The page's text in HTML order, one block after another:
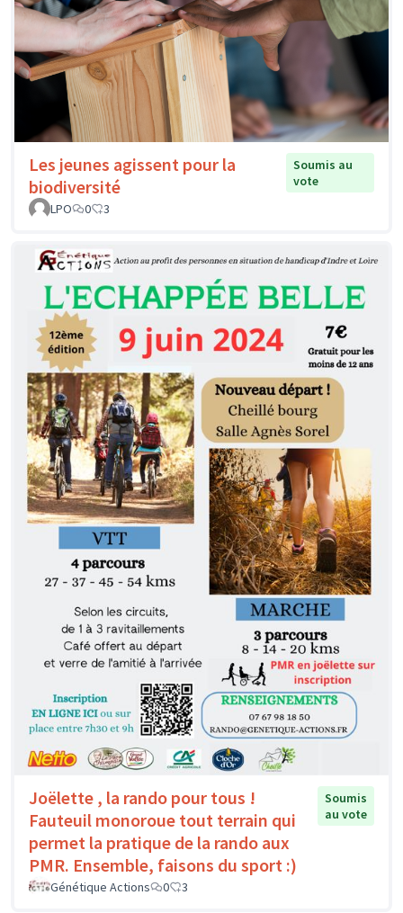
Les jeunes agissent pour la
biodiversité
Soumis au
vote
LPO
0 3
Joëlette , la rando pour tous !
Fauteuil monoroue tout terrain qui
permet la pratique de la rando aux
PMR. Ensemble, faisons du sport :)
Soumis
au vote
Génétique Actions 0 3